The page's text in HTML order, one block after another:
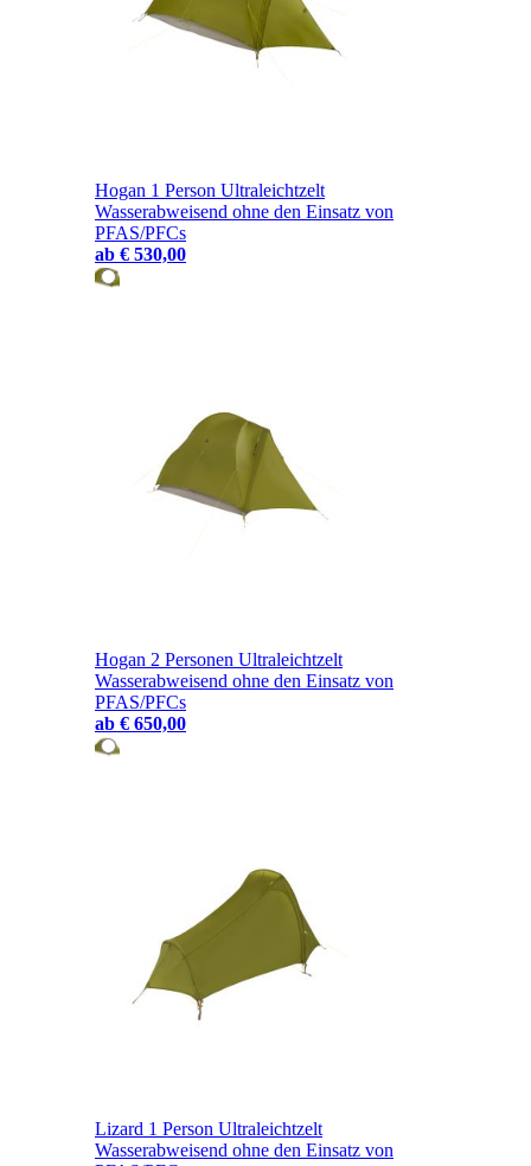
Hogan 1 Person Ultraleichtzelt
Wasserabweisend ohne den Einsatz von
PFAS/PFCs
ab € 530,00
Hogan 2 Personen Ultraleichtzelt
Wasserabweisend ohne den Einsatz von
PFAS/PFCs
ab € 650,00
Lizard 1 Person Ultraleichtzelt
Wasserabweisend ohne den Einsatz von